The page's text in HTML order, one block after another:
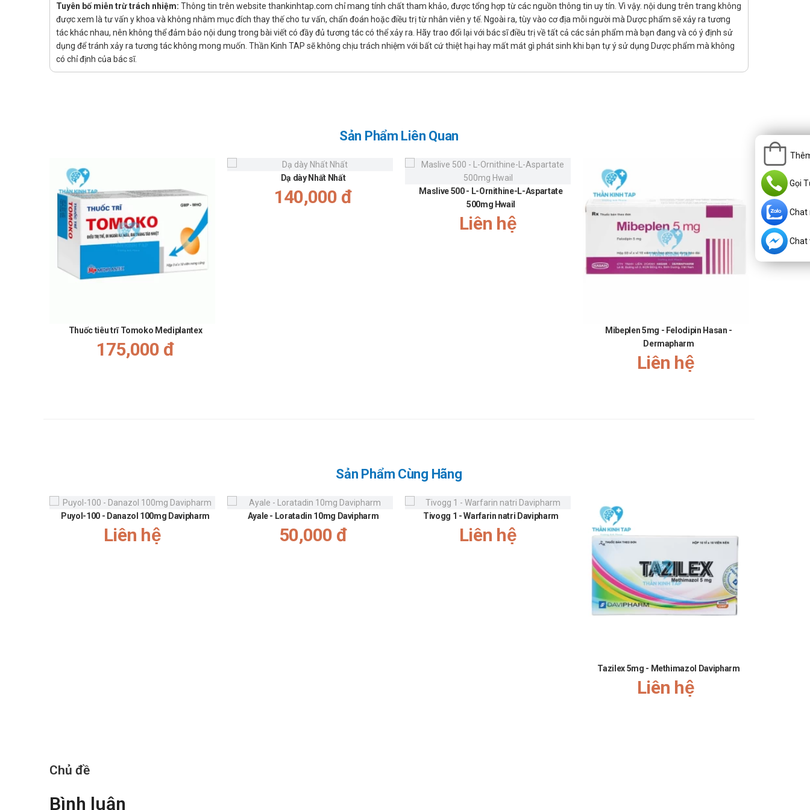
Lái xe và vận hành máy móc: Chưa có báo cáo cụ thể về những ảnh hưởng của Kehl đối với khả năng lái xe và vận hành máy móc. Tuy nhiên, để đảm bảo an toàn bạn cần
tham khảo ý kiến bác sĩ hoặc dược sĩ trước khi sử dụng.
Cách bảo quản
Bảo quản nơi khô ráo, tránh để ở nơi có nhiệt độ cao hoặc ẩm ướt, như trong phòng tắm.
Để ở nơi an toàn, tránh xa tầm tay trẻ em.
Livercom
Taflieva 25mg
Kwangdong LiverX-10
Nguồn thông tin: dichvucong.dav.gov.vn/congbothuoc
Tuyên bố miễn trừ trách nhiệm: Thông tin trên website thankinhtap.com chỉ mang tính chất tham khảo, được tổng hợp từ các nguồn thông tin uy tín. Vì vậy. nội dung trên trang không
được xem là tư vấn y khoa và không nhằm mục đích thay thế cho tư vấn, chẩn đoán hoặc điều trị từ nhân viên y tế. Ngoài ra, tùy vào cơ địa mỗi người mà Dược phẩm sẽ xảy ra tương
tác khác nhau, nên không thể đảm bảo nội dung trong bài viết có đầy đủ tương tác có thể xảy ra. Hãy trao đổi lại với bác sĩ điều trị về tất cả các sản phẩm mà bạn đang và có ý định sử
dụng để tránh xảy ra tương tác không mong muốn. Thần Kinh TAP sẽ không chịu trách nhiệm với bất cứ thiệt hại hay mất mát gì phát sinh khi bạn tự ý sử dụng Dược phẩm mà không
có chỉ định của bác sĩ.
Sản Phẩm Liên Quan
Thuốc tiêu trĩ Tomoko Mediplantex
175,000 đ
Dạ dày Nhất Nhất
140,000 đ
Maslive 500 - L-Ornithine-L-Aspartate
500mg Hwail
Liên hệ
Mibeplen 5mg - Felodipin Hasan -
Dermapharm
Liên hệ
Sản Phẩm Cùng Hãng
Puyol-100 - Danazol 100mg Davipharm
Liên hệ
Ayale - Loratadin 10mg Davipharm
50,000 đ
Tivogg 1 - Warfarin natri Davipharm
Liên hệ
Tazilex 5mg - Methimazol Davipharm
Liên hệ
Chủ đề
Bình luận
Gọi
Chat
Chat